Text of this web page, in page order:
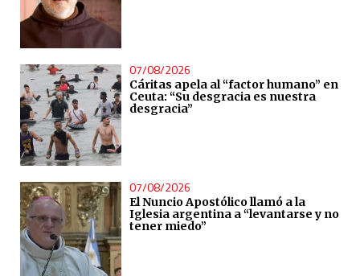
07/08/2026
Cáritas apela al “factor humano” en
Ceuta: “Su desgracia es nuestra
desgracia”
07/08/2026
El Nuncio Apostólico llamó a la
Iglesia argentina a “levantarse y no
tener miedo”